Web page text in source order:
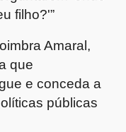
filho?'”
Amaral,
que
e conceda a
públicas